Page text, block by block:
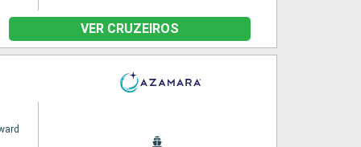
VER CRUZEIROS